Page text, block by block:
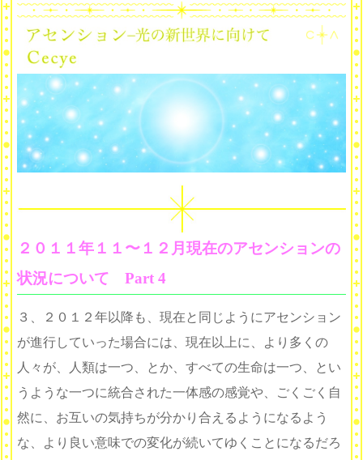
２０１１年１１〜１２月現在のアセンションの
状況について Part 4
３、２０１２年以降も、現在と同じようにアセンション
が進行していった場合には、現在以上に、より多くの
人々が、人類は一つ、とか、すべての生命は一つ、とい
うような一つに統合された一体感の感覚や、ごくごく自
然に、お互いの気持ちが分かり合えるようになるよう
な、より良い意味での変化が続いてゆくことになるだろ